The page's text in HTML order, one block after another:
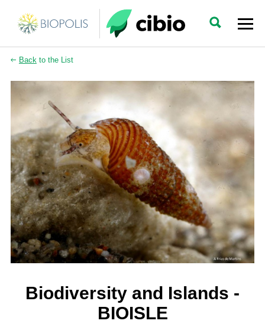
Backto the List
Biodiversity and Islands -
BIOISLE